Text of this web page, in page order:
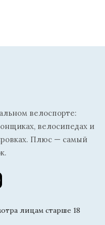
велоспорте:
велосипедах и
Плюс — самый
лицам старше 18